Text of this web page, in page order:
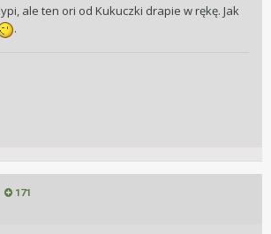
ale ten ori od Kukuczki drapie w rękę. Jak
.
171